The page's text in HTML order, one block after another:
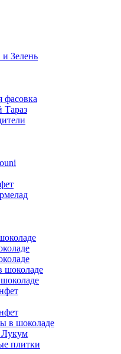
Зелень
фасовка
Тараз
в шоколаде
плитки